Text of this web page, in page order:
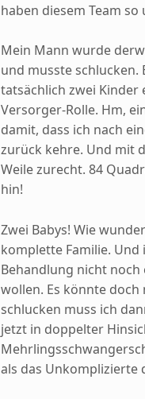
haben diesem Team
Mein Mann wurde
und musste schlucken.
tatsächlich zwei
Versorger-Rolle. Hm,
damit, dass ich nach
zurück kehre. Und mit
Weile zurecht. 84
hin!
Zwei Babys! Wie
komplette Familie.
Behandlung nicht noch
wollen. Es könnte doch
schlucken muss ich
jetzt in doppelter
als das Unkomplizierte